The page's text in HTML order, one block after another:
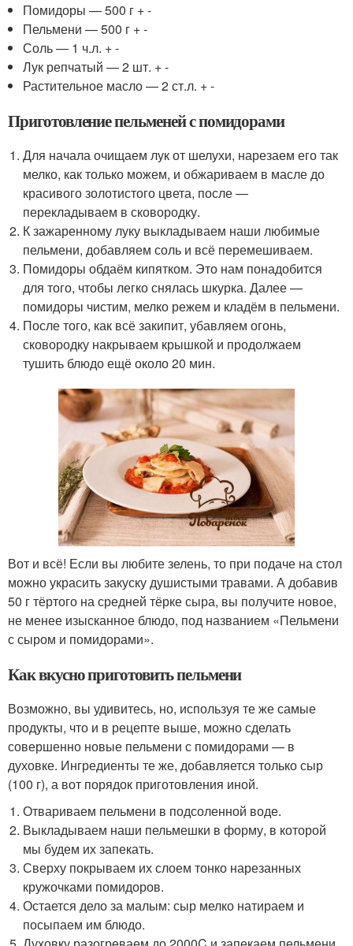
Помидоры — 500 г + -
Пельмени — 500 г + -
Соль — 1 ч.л. + -
Лук репчатый — 2 шт. + -
Растительное масло — 2 ст.л. + -
Приготовление пельменей с помидорами
Для начала очищаем лук от шелухи, нарезаем его так
мелко, как только можем, и обжариваем в масле до
красивого золотистого цвета, после —
перекладываем в сковородку.
К зажаренному луку выкладываем наши любимые
пельмени, добавляем соль и всё перемешиваем.
Помидоры обдаём кипятком. Это нам понадобится
для того, чтобы легко снялась шкурка. Далее —
помидоры чистим, мелко режем и кладём в пельмени.
После того, как всё закипит, убавляем огонь,
сковородку накрываем крышкой и продолжаем
тушить блюдо ещё около 20 мин.
Вот и всё! Если вы любите зелень, то при подаче на стол
можно украсить закуску душистыми травами. А добавив
50 г тёртого на средней тёрке сыра, вы получите новое,
не менее изысканное блюдо, под названием «Пельмени
с сыром и помидорами».
Как вкусно приготовить пельмени
Возможно, вы удивитесь, но, используя те же самые
продукты, что и в рецепте выше, можно сделать
совершенно новые пельмени с помидорами — в
духовке. Ингредиенты те же, добавляется только сыр
(100 г), а вот порядок приготовления иной.
Отвариваем пельмени в подсоленной воде.
Выкладываем наши пельмешки в форму, в которой
мы будем их запекать.
Сверху покрываем их слоем тонко нарезанных
кружочками помидоров.
Остается дело за малым: сыр мелко натираем и
посыпаем им блюдо.